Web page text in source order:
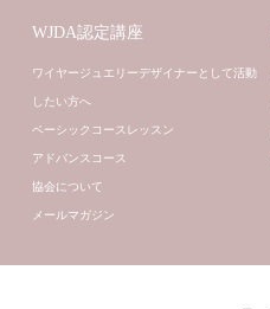
WJDA認定講座
ワイヤージュエリーデザイナーとして活動
したい方へ
ベーシックコースレッスン
アドバンスコース
協会について
メールマガジン